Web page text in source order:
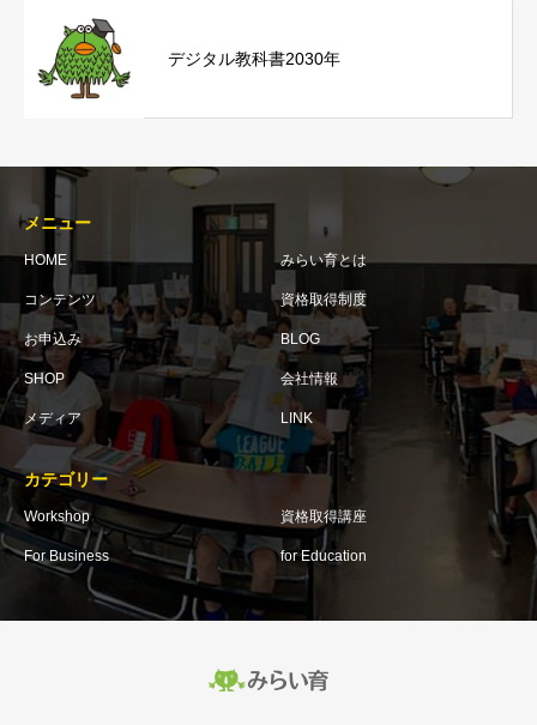
デジタル教科書2030年
メニュー
HOME みらい育とは
コンテンツ 資格取得制度
お申込み BLOG
SHOP 会社情報
メディア LINK
カテゴリー
Workshop 資格取得講座
For Business for Education